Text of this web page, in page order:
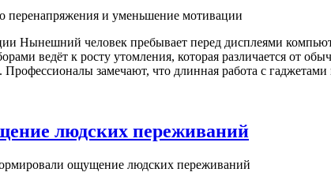
перенапряжения и уменьшение мотивации
Нынешний человек пребывает перед дисплеями
ведёт к росту утомления, которая различается от
замечают, что длинная работа с
людских переживаний
ощущение людских переживаний